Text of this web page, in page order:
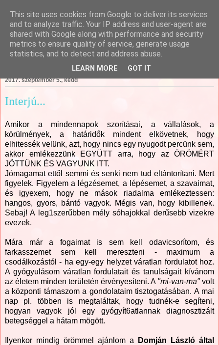
Csajági Ildikó - ÖrömKépek
2017. szeptember 5., kedd
Interjú...
Amikor a mindennapok szorításai, a vállalások, a
körülmények, a határidők mindent elkövetnek, hogy
elhitessék velünk, azt, hogy nincs egy nyugodt percünk sem,
akkor emlékezzünk EGYÜTT arra, hogy az ÖRÖMÉRT
JÖTTÜNK ÉS VAGYUNK ITT.
Jómagamat ettől semmi és senki nem tud eltántorítani. Mert
figyelek. Figyelem a légzésemet, a lépésemet, a szavaimat,
és igyexem, hogy ne mások riadalma emlékeztessen:
hangos, gyors, bántó vagyok. Mégis van, hogy kibillenek.
Sebaj! A leg1szerűbben mély sóhajokkal derűsebb vizekre
evezek.
Mára már a fogaimat is sem kell odavicsorítom, és
farkasszemet sem kell mereszteni - maximum a
csodálkozástól - ha egy-egy helyzet váratlan fordulatot hoz.
A gyógyulásom váratlan fordulatait és tanulságait kívánom
az életem minden területén érvényesíteni. A "mi-van-ma"volt
a központi támaszom a gondolataim tisztogatásában. A mai
nap pl. többen is megtaláltak, hogy tudnék-e segíteni,
hogyan vagyok jól egy gyógyít6atlannak diagnosztizált
betegséggel a hátam mögött.
Ilyenkor mindig örömmel ajánlom a
Domján László által
This site uses cookies from Google to deliver its services
and to analyze traffic. Your IP address and user-agent are
shared with Google along with performance and security
metrics to ensure quality of service, generate usage
statistics, and to detect and address abuse.
LEARN MORE GOT IT